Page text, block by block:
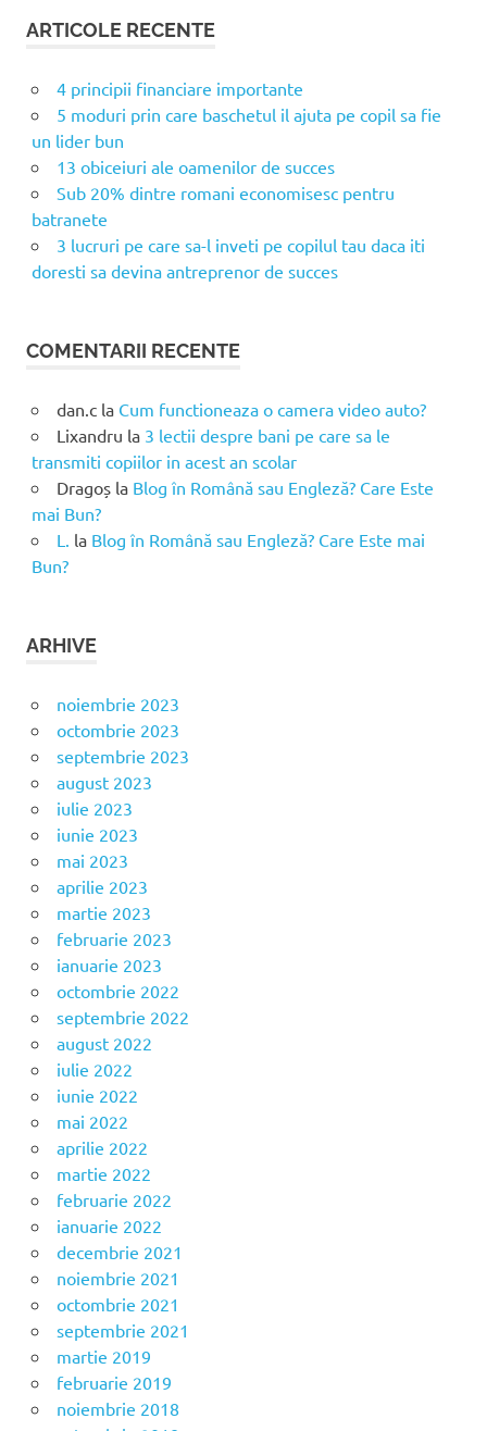
ARTICOLE RECENTE
4 principii financiare importante
5 moduri prin care baschetul il ajuta pe copil sa fie
un lider bun
13 obiceiuri ale oamenilor de succes
Sub 20% dintre romani economisesc pentru
batranete
3 lucruri pe care sa-l inveti pe copilul tau daca iti
doresti sa devina antreprenor de succes
COMENTARII RECENTE
dan.cla Cum functioneaza o camera video auto?
Lixandru la 3 lectii despre bani pe care sa le
transmiti copiilor in acest an scolar
Dragoșla Blog în Română sau Engleză? Care Este
mai Bun?
L. la Blog în Română sau Engleză? Care Este mai
Bun?
ARHIVE
noiembrie 2023
octombrie 2023
septembrie 2023
august 2023
iulie 2023
iunie 2023
mai 2023
aprilie 2023
martie 2023
februarie 2023
ianuarie 2023
octombrie 2022
septembrie 2022
august 2022
iulie 2022
iunie 2022
mai 2022
aprilie 2022
martie 2022
februarie 2022
ianuarie 2022
decembrie 2021
noiembrie 2021
octombrie 2021
septembrie 2021
martie 2019
februarie 2019
noiembrie 2018